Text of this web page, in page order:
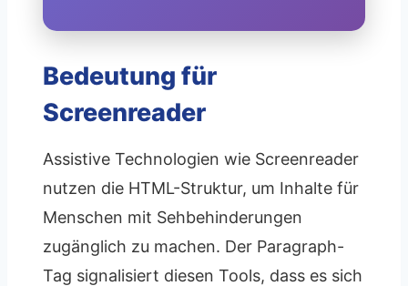
Bedeutung für
Screenreader
Assistive Technologien wie Screenreader
nutzen die HTML-Struktur, um Inhalte für
Menschen mit Sehbehinderungen
zugänglich zu machen. Der Paragraph-
Tag signalisiert diesen Tools, dass es sich